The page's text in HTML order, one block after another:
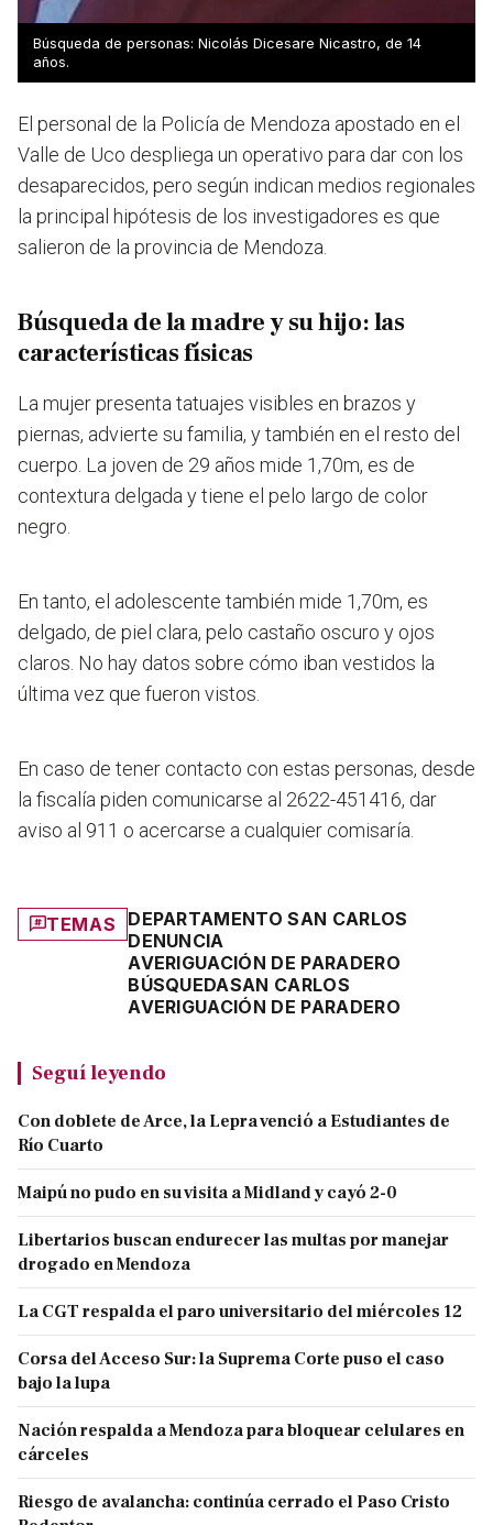
Búsqueda de personas: Nicolás Dicesare Nicastro, de 14
años.
El personal de la Policía de Mendoza apostado en el
Valle de Uco despliega un operativo para dar con los
desaparecidos, pero según indican medios regionales
la principal hipótesis de los investigadores es que
salieron de la provincia de Mendoza.
Búsqueda de la madre y su hijo: las
características físicas
La mujer presenta tatuajes visibles en brazos y
piernas, advierte su familia, y también en el resto del
cuerpo. La joven de 29 años mide 1,70m, es de
contextura delgada y tiene el pelo largo de color
negro.
En tanto, el adolescente también mide 1,70m, es
delgado, de piel clara, pelo castaño oscuro y ojos
claros. No hay datos sobre cómo iban vestidos la
última vez que fueron vistos.
En caso de tener contacto con estas personas, desde
la fiscalía piden comunicarse al 2622-451416, dar
aviso al 911 o acercarse a cualquier comisaría.
TEMAS
DEPARTAMENTO SAN CARLOS
DENUNCIA
AVERIGUACIÓN DE PARADERO
BÚSQUEDASAN CARLOS
AVERIGUACIÓN DE PARADERO
Seguí leyendo
Con doblete de Arce, la Lepra venció a Estudiantes de
Río Cuarto
Maipú no pudo en su visita a Midland y cayó 2-0
Libertarios buscan endurecer las multas por manejar
drogado en Mendoza
La CGT respalda el paro universitario del miércoles 12
Corsa del Acceso Sur: la Suprema Corte puso el caso
bajo la lupa
Nación respalda a Mendoza para bloquear celulares en
cárceles
Riesgo de avalancha: continúa cerrado el Paso Cristo